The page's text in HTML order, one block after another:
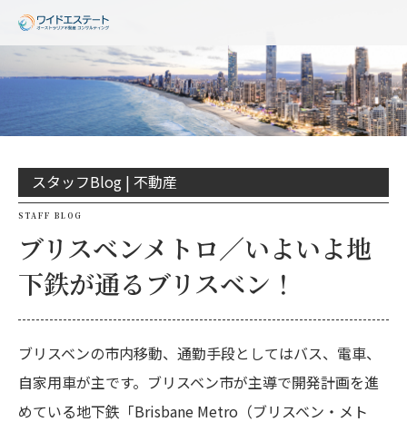
スタッフBlog | 不動産
STAFF BLOG
ブリスベンメトロ／いよいよ地
下鉄が通るブリスベン！
ブリスベンの市内移動、通勤手段としてはバス、電車、
自家用車が主です。ブリスベン市が主導で開発計画を進
めている地下鉄「Brisbane Metro（ブリスベン・メト